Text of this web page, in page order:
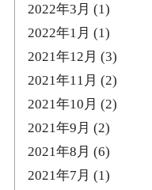
2022年3月 (1)
2022年1月 (1)
2021年12月 (3)
2021年11月 (2)
2021年10月 (2)
2021年9月 (2)
2021年8月 (6)
2021年7月 (1)